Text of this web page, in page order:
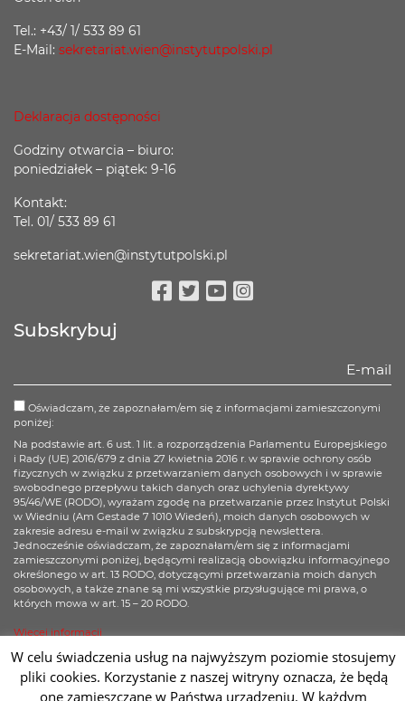
Tel.: +43/ 1/ 533 89 61
E-Mail: sekretariat.wien@instytutpolski.pl
Deklaracja dostępności
Godziny otwarcia – biuro:
poniedziałek – piątek: 9-16
Kontakt:
Tel. 01/ 533 89 61
sekretariat.wien@instytutpolski.pl
Subskrybuj
Oświadczam, że zapoznałam/em się z informacjami zamieszczonymi
poniżej:
Na podstawie art. 6 ust. 1 lit. a rozporządzenia Parlamentu Europejskiego
i Rady (UE) 2016/679 z dnia 27 kwietnia 2016 r. w sprawie ochrony osób
fizycznych w związku z przetwarzaniem danych osobowych i w sprawie
swobodnego przepływu takich danych oraz uchylenia dyrektywy
95/46/WE (RODO), wyrażam zgodę na przetwarzanie przez Instytut Polski
w Wiedniu (Am Gestade 7 1010 Wiedeń), moich danych osobowych w
zakresie adresu e-mail w związku z subskrypcją newslettera.
Jednocześnie oświadczam, że zapoznałam/em się z informacjami
zamieszczonymi poniżej, będącymi realizacją obowiązku informacyjnego
określonego w art. 13 RODO, dotyczącymi przetwarzania moich danych
osobowych, a także znane są mi wszystkie przysługujące mi prawa, o
których mowa w art. 15 – 20 RODO.
Więcej informacji
Zapisz się
W celu świadczenia usług na najwyższym poziomie stosujemy
pliki cookies. Korzystanie z naszej witryny oznacza, że będą
one zamieszczane w Państwa urządzeniu. W każdym